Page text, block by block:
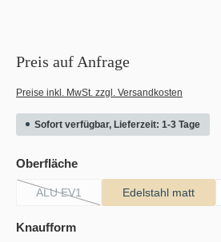
Preis auf Anfrage
Preise inkl. MwSt. zzgl. Versandkosten
Sofort verfügbar, Lieferzeit: 1-3 Tage
Oberflächeauswählen
ALU EV1
(Diese Option ist zurzeit nicht
Edelstahl matt
Knaufformauswählen